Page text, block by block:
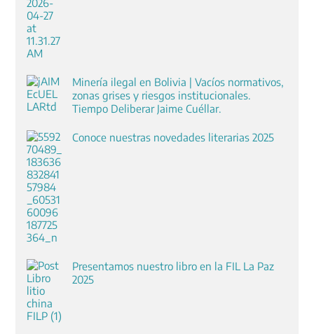
Minería ilegal en Bolivia | Vacíos normativos,
zonas grises y riesgos institucionales.
Tiempo Deliberar Jaime Cuéllar.
Conoce nuestras novedades literarias 2025
Presentamos nuestro libro en la FIL La Paz
2025